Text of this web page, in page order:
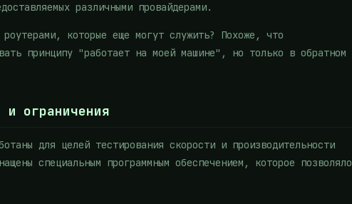
различными провайдерами.
которые еще могут служить? Похоже, что
принципу "работает на моей машине", но только в обратном
и ограничения
для целей тестирования скорости и производительности
специальным программным обеспечением, которое позволяло